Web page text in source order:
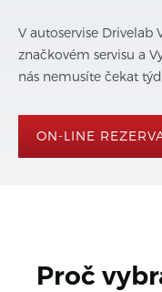
V autoservise Drivelab
značkovém servisu a
nás nemusíte čekat
ON-LINE
Proč